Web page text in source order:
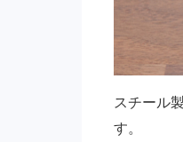
スチール
す。